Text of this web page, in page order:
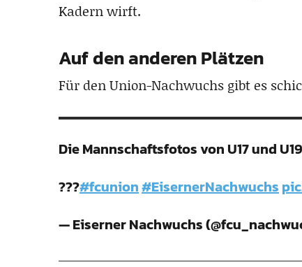
Kadern wirft.
Auf den anderen Plätzen
Für den Union-Nachwuchs gibt es
Die Mannschaftsfotos von U17 und
???#fcunion#EisernerNachwuchs
— Eiserner Nachwuchs